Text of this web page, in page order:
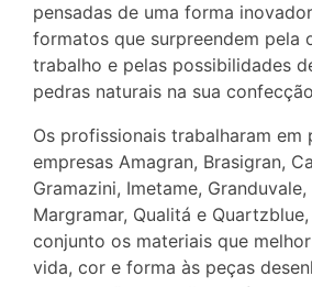
pensadas de uma forma
formatos que surpreendem pela
trabalho e pelas possibilidades
pedras naturais na sua
Os profissionais trabalharam em
empresas Amagran, Brasigran,
Gramazini, Imetame, Granduvale,
Margramar, Qualitá e
conjunto os materiais que
vida, cor e forma às peças